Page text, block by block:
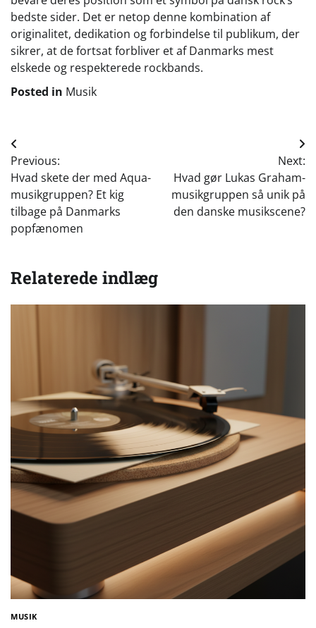
bedste sider. Det er netop denne kombination af
originalitet, dedikation og forbindelse til publikum, der
sikrer, at de fortsat forbliver et af Danmarks mest
elskede og respekterede rockbands.
Posted in Musik
Indlægsnavigation
Previous:
Hvad skete der med Aqua-
musikgruppen? Et kig
tilbage på Danmarks
popfænomen
Next:
Hvad gør Lukas Graham-
musikgruppen så unik på
den danske musikscene?
Relaterede indlæg
MUSIK